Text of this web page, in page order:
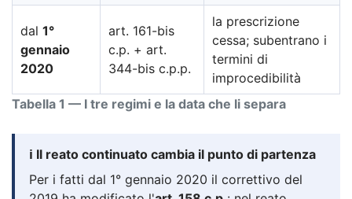
Tabella 1 — I tre regimi e la data che li separa
dal 1°
gennaio
2020
art. 161-bis
c.p. + art.
344-bis c.p.p.
la prescrizione
cessa; subentrano i
termini di
improcedibilità
ℹ️ Il reato continuato cambia il punto di partenza
Per i fatti dal 1° gennaio 2020 il correttivo del